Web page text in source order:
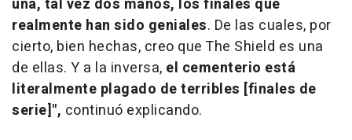
una, tal vez dos manos, los finales que
realmente han sido geniales. De las cuales, por
cierto, bien hechas, creo que The Shield es una
de ellas. Y a la inversa, el cementerio está
literalmente plagado de terribles [finales de
serie]", continuó explicando.